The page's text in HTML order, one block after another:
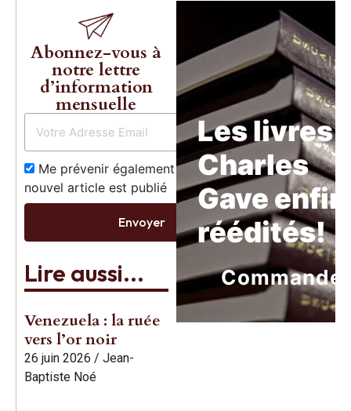
Abonnez-vous à
notre lettre
d’information
mensuelle
Me prévenir également dès qu’un
nouvel article est publié
Envoyer
Lire aussi...
Venezuela : la ruée
vers l’or noir
26 juin 2026 / Jean-
Baptiste Noé
Les livres
Charles
Gave enfin
réédités!